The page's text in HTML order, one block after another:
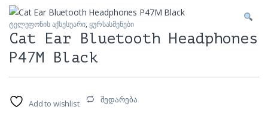
ტელეფონის აქსესუარი,ყურსასმენები
Cat Ear Bluetooth Headphones
P47M Black
Add to wishlist შედარება